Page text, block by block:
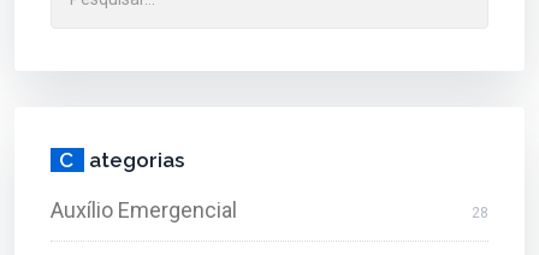
C ategorias
Auxílio Emergencial 28